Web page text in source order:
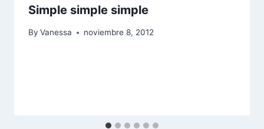
Simple simple simple
By Vanessa noviembre 8, 2012